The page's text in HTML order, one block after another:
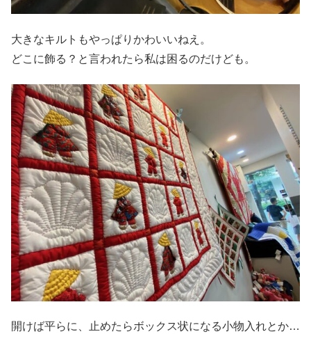
大きなキルトもやっぱりかわいいねえ。
どこに飾る？と言われたら私は困るのだけども。
開けば平らに、止めたらボックス状になる小物入れとか…